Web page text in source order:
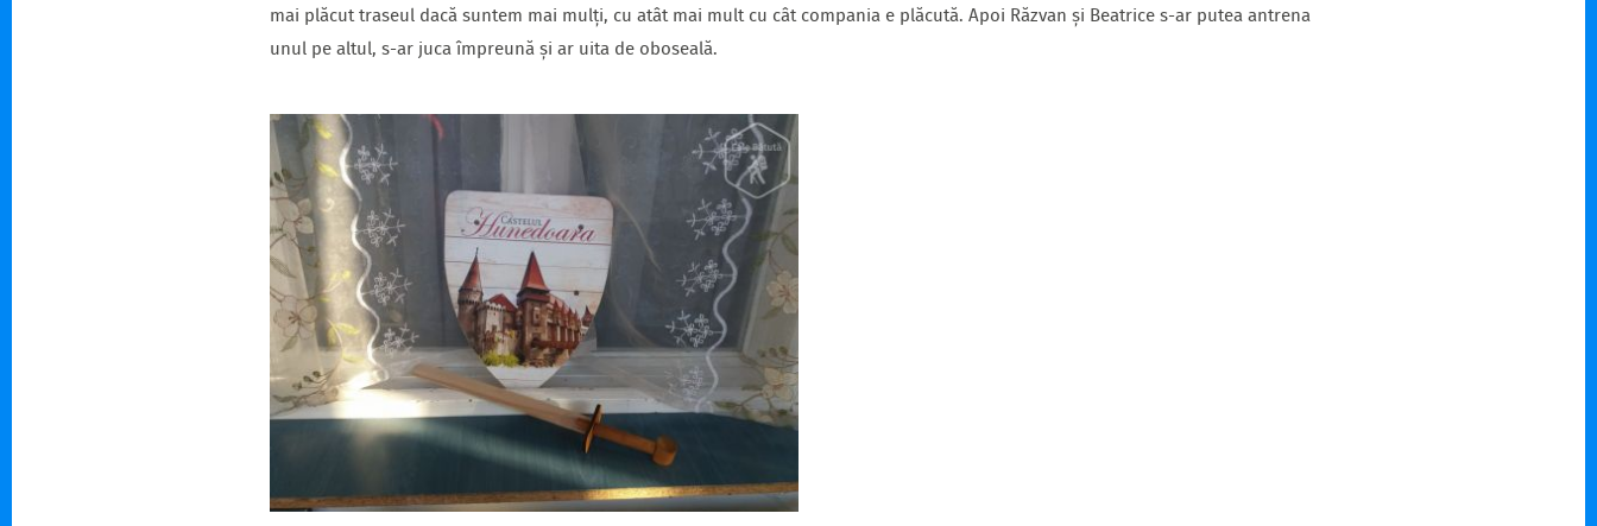
mai plăcut traseul dacă suntem mai mulți, cu atât mai mult cu cât compania e plăcută. Apoi Răzvan și Beatrice s-ar putea antrena
unul pe altul, s-ar juca împreună și ar uita de oboseală.